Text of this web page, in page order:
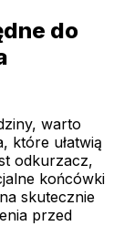
do
warto
które ułatwią
odkurzacz,
końcówki
skutecznie
przed